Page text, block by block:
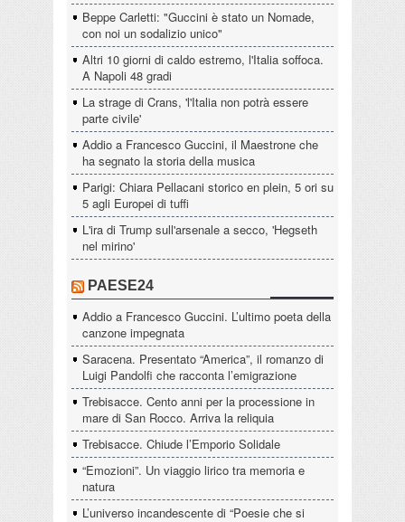
Beppe Carletti: "Guccini è stato un Nomade,
con noi un sodalizio unico"
Altri 10 giorni di caldo estremo, l'Italia soffoca.
A Napoli 48 gradi
La strage di Crans, 'l'Italia non potrà essere
parte civile'
Addio a Francesco Guccini, il Maestrone che
ha segnato la storia della musica
Parigi: Chiara Pellacani storico en plein, 5 ori su
5 agli Europei di tuffi
L'ira di Trump sull'arsenale a secco, 'Hegseth
nel mirino'
PAESE24
Addio a Francesco Guccini. L’ultimo poeta della
canzone impegnata
Saracena. Presentato “America”, il romanzo di
Luigi Pandolfi che racconta l’emigrazione
Trebisacce. Cento anni per la processione in
mare di San Rocco. Arriva la reliquia
Trebisacce. Chiude l’Emporio Solidale
“Emozioni”. Un viaggio lirico tra memoria e
natura
L’universo incandescente di “Poesie che si